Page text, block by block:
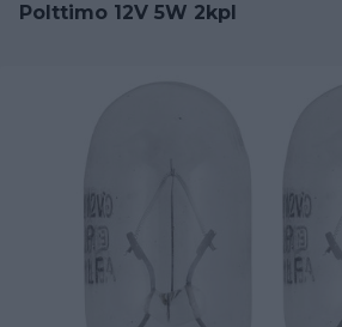
Polttimo 12V 5W 2kpl